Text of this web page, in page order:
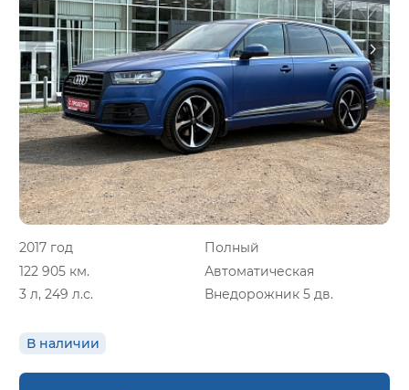
2017 год
Полный
122 905 км.
Автоматическая
3 л, 249 л.с.
Внедорожник 5 дв.
В наличии